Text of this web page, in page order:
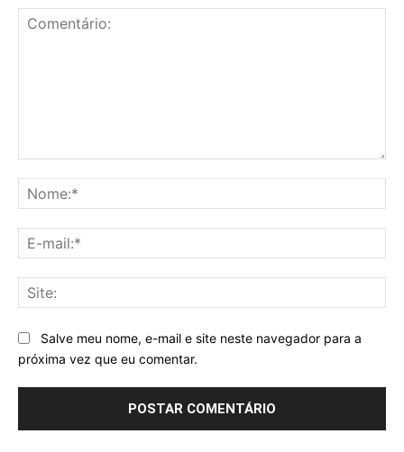
Salve meu nome, e-mail e site neste navegador para a
próxima vez que eu comentar.